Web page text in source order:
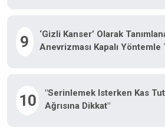
9
‘Gizli Kanser’ Olarak
Anevrizması Kapalı Yöntemle
10
"Serinlemek Isterken Kas
Ağrısına Dikkat"